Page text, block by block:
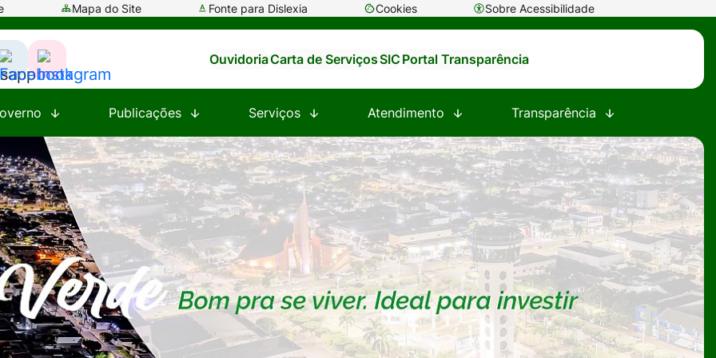
Mapa do Site Fonte para Dislexia Cookies
Abrir
de
cookies
Sobre Acessibilidade
Acessar
a
Rede
Social
Facebook
Acessar
a
Rede
Social
Instagram
OuvidoriaCarta de ServiçosSIC Portal Transparência
Publicações Serviços Atendimento Transparência